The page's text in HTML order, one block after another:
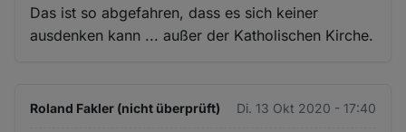
Das ist so abgefahren, dass es sich keiner
ausdenken kann ... außer der Katholischen Kirche.
Roland Fakler (nicht überprüft) Di. 13 Okt 2020 - 17:40